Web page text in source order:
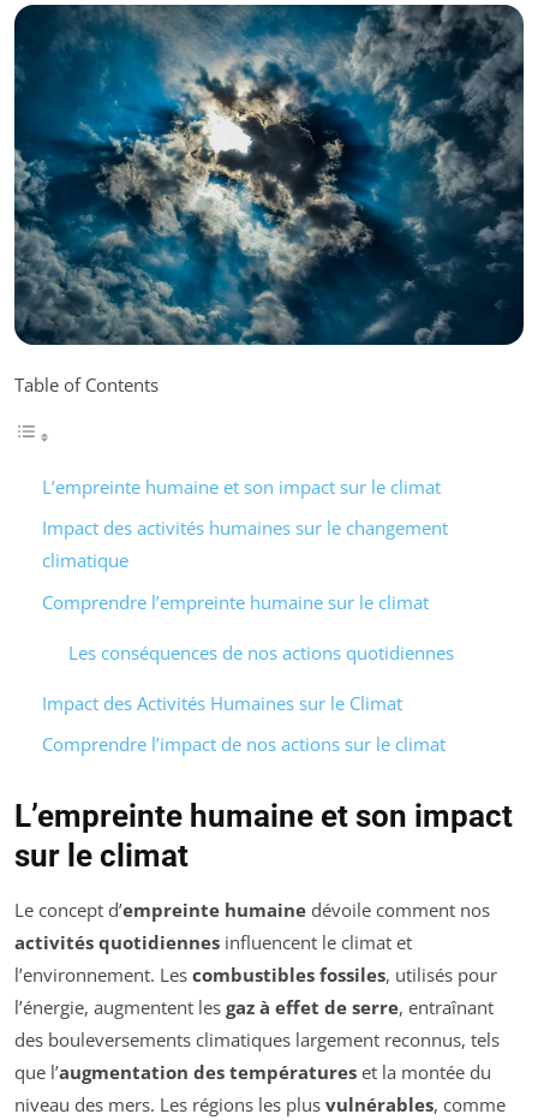
Table of Contents
L’empreinte humaine et son impact sur le climat
Impact des activités humaines sur le changement
climatique
Comprendre l’empreinte humaine sur le climat
Les conséquences de nos actions quotidiennes
Impact des Activités Humaines sur le Climat
Comprendre l’impact de nos actions sur le climat
L’empreinte humaine et son impact
sur le climat
Le concept d’empreinte humaine dévoile comment nos
activités quotidiennes influencent le climat et
l’environnement. Les combustibles fossiles, utilisés pour
l’énergie, augmentent les gaz à effet de serre, entraînant
des bouleversements climatiques largement reconnus, tels
que l’augmentation des températures et la montée du
niveau des mers. Les régions les plus vulnérables, comme